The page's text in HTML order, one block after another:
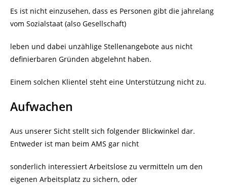
Es ist nicht einzusehen, dass es Personen gibt die jahrelang
vom Sozialstaat (also Gesellschaft)
leben und dabei unzählige Stellenangebote aus nicht
definierbaren Gründen abgelehnt haben.
Einem solchen Klientel steht eine Unterstützung nicht zu.
Aufwachen
Aus unserer Sicht stellt sich folgender Blickwinkel dar.
Entweder ist man beim AMS gar nicht
sonderlich interessiert Arbeitslose zu vermitteln um den
eigenen Arbeitsplatz zu sichern, oder